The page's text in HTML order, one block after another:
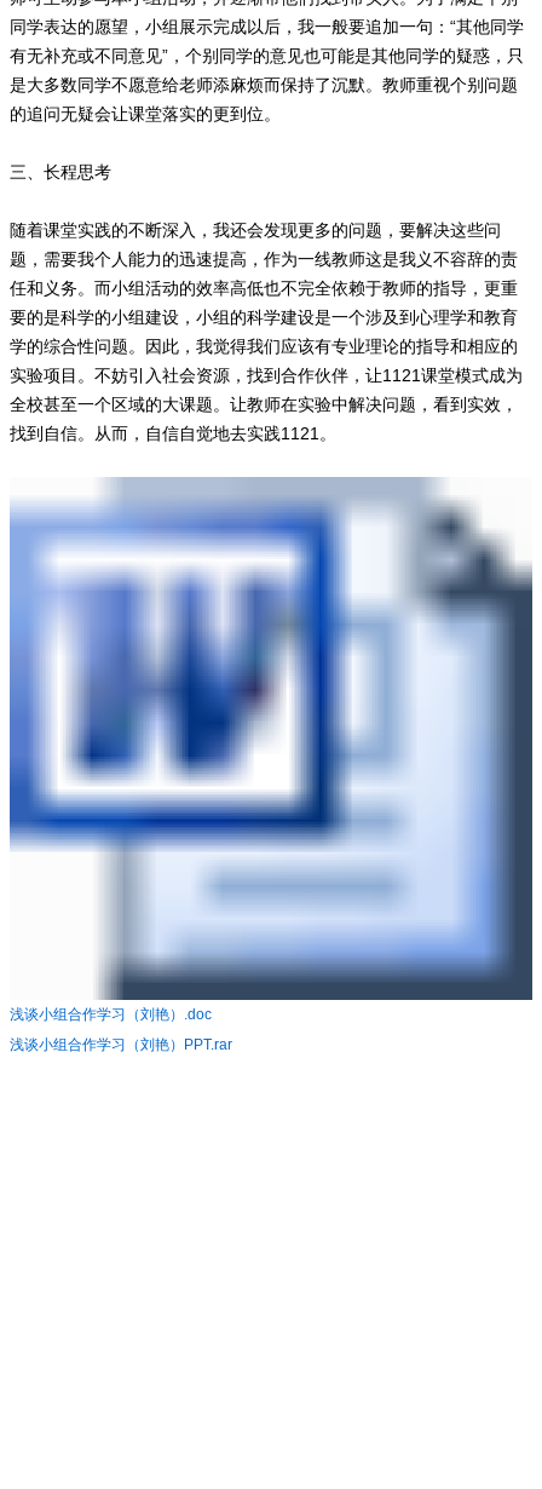
同学表达的愿望，小组展示完成以后，我一般要追加一句：“其他同学
有无补充或不同意见”，个别同学的意见也可能是其他同学的疑惑，只
是大多数同学不愿意给老师添麻烦而保持了沉默。教师重视个别问题
的追问无疑会让课堂落实的更到位。
三、长程思考
随着课堂实践的不断深入，我还会发现更多的问题，要解决这些问
题，需要我个人能力的迅速提高，作为一线教师这是我义不容辞的责
任和义务。而小组活动的效率高低也不完全依赖于教师的指导，更重
要的是科学的小组建设，小组的科学建设是一个涉及到心理学和教育
学的综合性问题。因此，我觉得我们应该有专业理论的指导和相应的
实验项目。不妨引入社会资源，找到合作伙伴，让1121课堂模式成为
全校甚至一个区域的大课题。让教师在实验中解决问题，看到实效，
找到自信。从而，自信自觉地去实践1121。
浅谈小组合作学习（刘艳）.doc
浅谈小组合作学习（刘艳）PPT.rar